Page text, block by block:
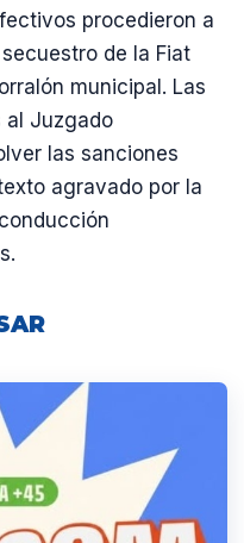
procedieron a
de la Fiat
municipal. Las
al Juzgado
las sanciones
agravado por la